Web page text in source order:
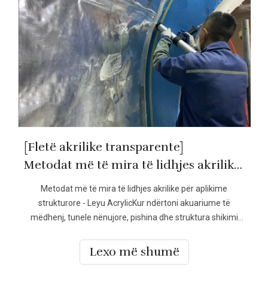
[Fletë akrilike transparente]
Metodat më të mira të lidhjes akrilike për aplikime strukturore-LEYU
Metodat më të mira të lidhjes akrilike për aplikime
strukturore - Leyu AcrylicKur ndërtoni akuariume të
mëdhenj, tunele nënujore, pishina dhe struktura shikimi
akrilike për aplikime strukturore është thelbësore për të
garantuar sigurinë, qëndrueshmërinë dhe
Lexo më shumë